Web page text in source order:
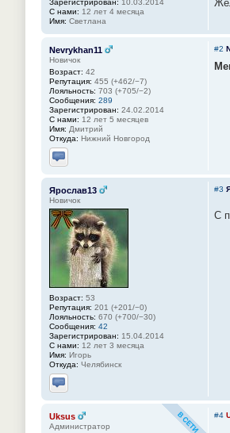
Зарегистрирован: 10.03.2014
С нами: 12 лет 4 месяца
Имя: Светлана
Nevrykhan11
Новичок
Возраст: 42
Репутация: 455 (+462/−7)
Лояльность: 703 (+705/−2)
Сообщения: 289
Зарегистрирован: 24.02.2014
С нами: 12 лет 5 месяцев
Имя: Дмитрий
Откуда: Нижний Новгород
Отправить личное сообщение
#2
Ярослав13
Новичок
Возраст: 53
Репутация: 201 (+201/−0)
Лояльность: 670 (+700/−30)
Сообщения: 42
Зарегистрирован: 15.04.2014
С нами: 12 лет 3 месяца
Имя: Игорь
Откуда: Челябинск
Отправить личное сообщение
#3
С
Uksus
Администратор
#4